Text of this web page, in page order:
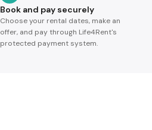
Book and pay securely
Choose your rental dates, make an
offer, and pay through Life4Rent's
protected payment system.